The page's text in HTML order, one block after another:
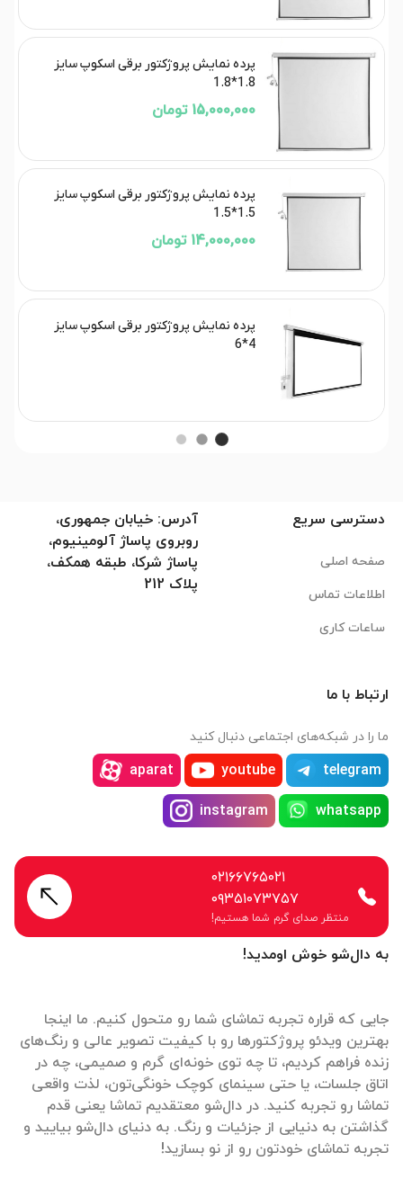
پرده نمایش پروژکتور برقی اسکوپ سایز
1.8*1.8
15,000,000 تومان
پرده نمایش پروژکتور برقی اسکوپ سایز
1.5*1.5
14,000,000 تومان
پرده نمایش پروژکتور برقی اسکوپ سایز
4*6
به دال‌شو خوش اومدید!
جایی که قراره تجربه تماشای شما رو متحول کنیم. ما اینجا
بهترین ویدئو پروژکتورها رو با کیفیت تصویر عالی و رنگ‌های
زنده فراهم کردیم، تا چه توی خونه‌ای گرم و صمیمی، چه در
اتاق جلسات، یا حتی سینمای کوچک خونگی‌تون، لذت واقعی
تماشا رو تجربه کنید. در دال‌شو معتقدیم تماشا یعنی قدم
گذاشتن به دنیایی از جزئیات و رنگ. به دنیای دال‌شو بیایید و
تجربه تماشای خودتون رو از نو بسازید!
دسترسی سریع
صفحه اصلی
اطلاعات تماس
ساعات کاری
آدرس: خیابان جمهوری،
روبروی پاساژ آلومینیوم،
پاساژ شرکا، طبقه همکف،
پلاک 212
ارتباط با ما
ما را در شبکه‌های اجتماعی دنبال کنید
telegram
youtube
aparat
whatsapp
instagram
۰۲۱۶۶۷۶۵۰۲۱
۰۹۳۵۱۰۷۳۷۵۷
منتظر صدای گرم شما هستیم!